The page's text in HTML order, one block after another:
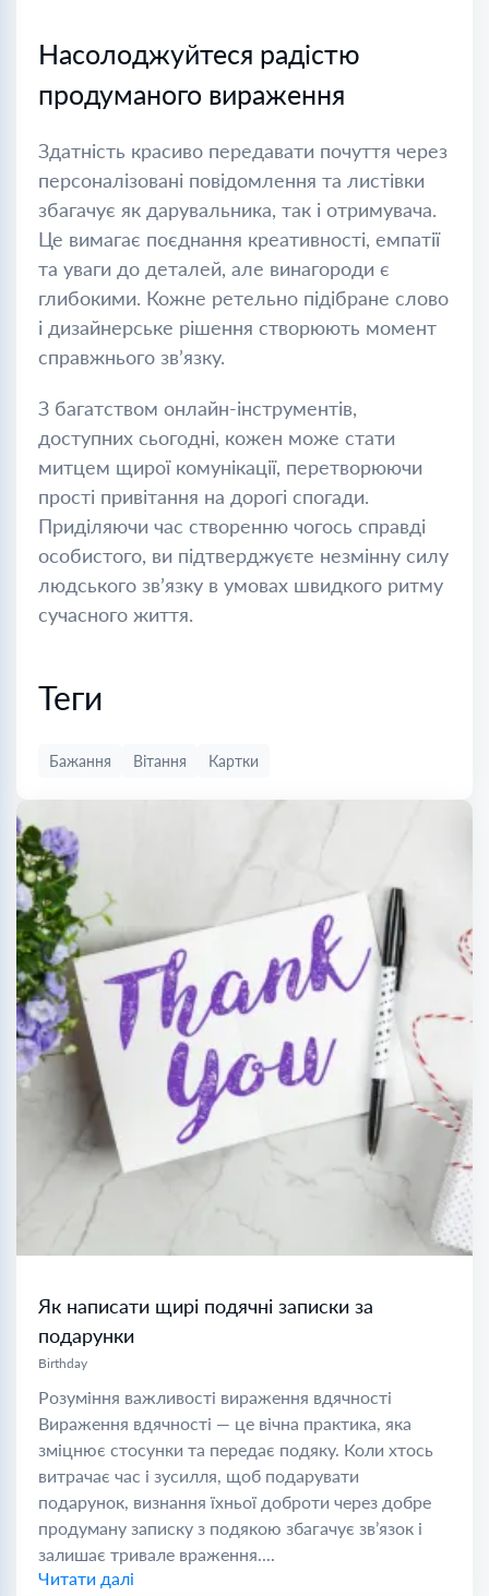
Насолоджуйтеся радістю
продуманого вираження
Здатність красиво передавати почуття через
персоналізовані повідомлення та листівки
збагачує як дарувальника, так і отримувача.
Це вимагає поєднання креативності, емпатії
та уваги до деталей, але винагороди є
глибокими. Кожне ретельно підібране слово
і дизайнерське рішення створюють момент
справжнього зв’язку.
З багатством онлайн-інструментів,
доступних сьогодні, кожен може стати
митцем щирої комунікації, перетворюючи
прості привітання на дорогі спогади.
Приділяючи час створенню чогось справді
особистого, ви підтверджуєте незмінну силу
людського зв’язку в умовах швидкого ритму
сучасного життя.
Теги
Бажання Вітання Картки
Як написати щирі подячні записки за
подарунки
Birthday
Розуміння важливості вираження вдячності
Вираження вдячності — це вічна практика, яка
зміцнює стосунки та передає подяку. Коли хтось
витрачає час і зусилля, щоб подарувати
подарунок, визнання їхньої доброти через добре
продуману записку з подякою збагачує зв’язок і
залишає тривале враження....
Читати далі